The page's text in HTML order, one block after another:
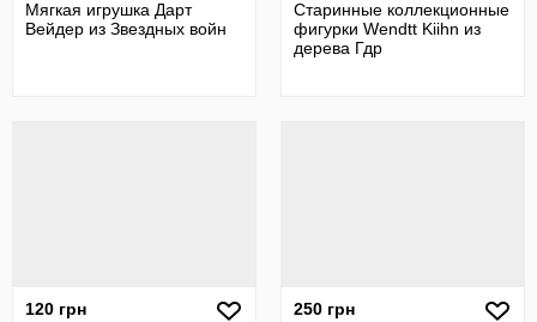
Мягкая игрушка Дарт
Вейдер из Звездных войн
Старинные коллекционные
фигурки Wendtt Kiihn из
дерева Гдр
120 грн
250 грн